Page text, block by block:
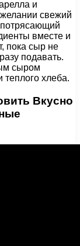
и
свежий
потрясающий
вместе и
пока сыр не
подавать.
сыром
хлеба.
Вкусно